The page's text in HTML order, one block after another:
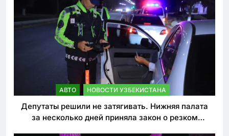
АВТО НОВОСТИ УЗБЕКИСТАНА
Депутаты решили не затягивать. Нижняя палата
за несколько дней приняла закон о резком